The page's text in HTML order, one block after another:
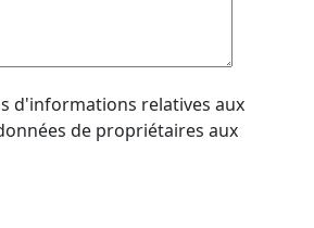
d'informations relatives aux
de propriétaires aux